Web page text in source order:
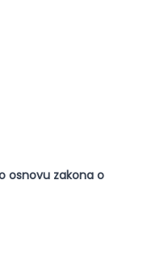
osnovu zakona o